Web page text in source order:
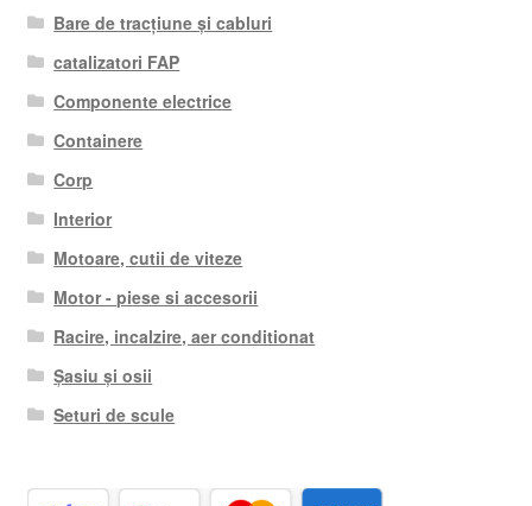
Bare de tracțiune și cabluri
catalizatori FAP
Componente electrice
Containere
Corp
Interior
Motoare, cutii de viteze
Motor - piese si accesorii
Racire, incalzire, aer conditionat
Șasiu și osii
Seturi de scule